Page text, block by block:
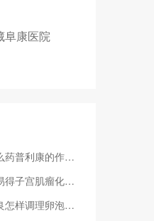
阜康医院
作用和疗效是什么普
化解子宫肌瘤的食物
泡发育不良是什么原